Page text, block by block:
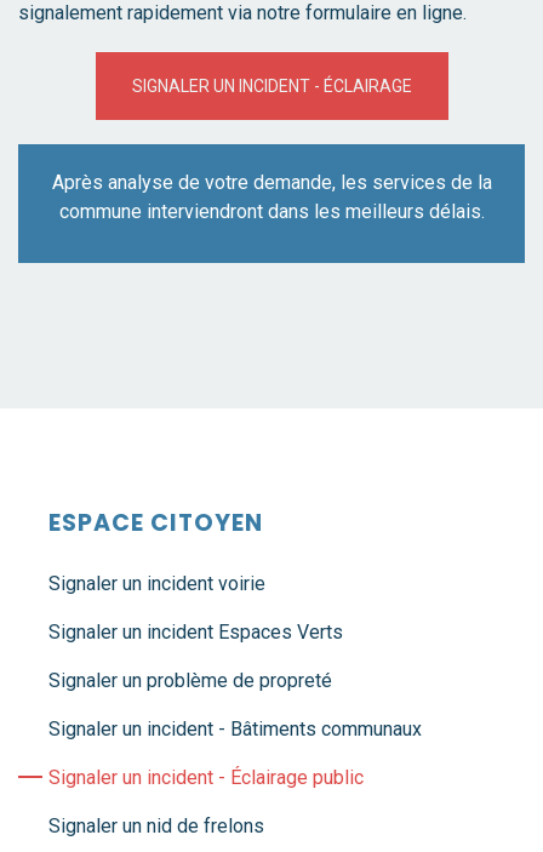
signalement rapidement via notre formulaire en ligne.
SIGNALER UN INCIDENT - ÉCLAIRAGE
Après analyse de votre demande, les services de la
commune interviendront dans les meilleurs délais.
ESPACE CITOYEN
Signaler un incident voirie
Signaler un incident Espaces Verts
Signaler un problème de propreté
Signaler un incident - Bâtiments communaux
Signaler un incident - Éclairage public
Signaler un nid de frelons